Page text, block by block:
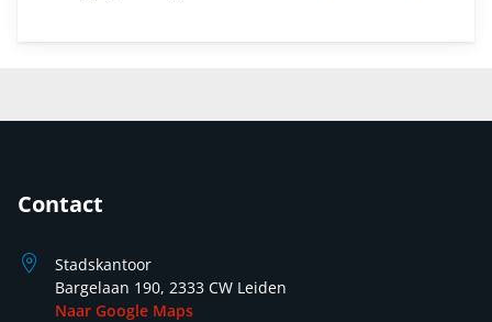
Contact
Stadskantoor
Bargelaan 190, 2333 CW Leiden
Naar Google Maps